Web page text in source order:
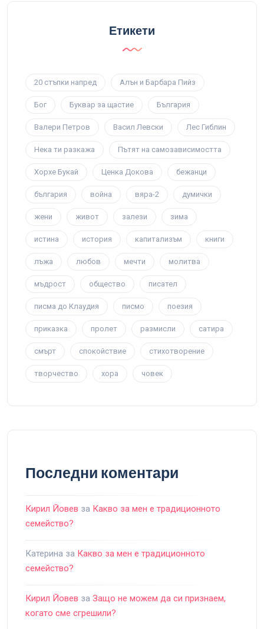
Етикети
20 стъпки напред Алън и Барбара Пийз
Бог Буквар за щастие България
Валери Петров Васил Левски Лес Гиблин
Нека ти разкажа Пътят на самозависимостта
Хорхе Букай Ценка Докова бежанци
българия война вяра-2 думички
жени живот залези зима
истина история капитализъм книги
лъжа любов мечти молитва
мъдрост общество писател
писма до Клаудия писмо поезия
приказка пролет размисли сатира
смърт спокойствие стихотворение
творчество хора човек
Последни коментари
Кирил Йовев за Какво за мен е традиционното
семейство?
Катерина за Какво за мен е традиционното
семейство?
Кирил Йовев за Защо не можем да си признаем,
когато сме сгрешили?